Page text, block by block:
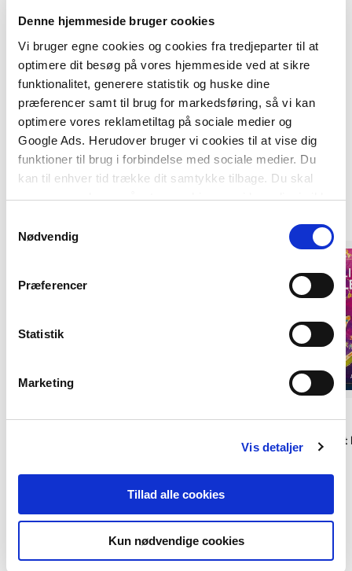
Denne hjemmeside bruger cookies
Vi bruger egne cookies og cookies fra tredjeparter til at
optimere dit besøg på vores hjemmeside ved at sikre
funktionalitet, generere statistik og huske dine
præferencer samt til brug for markedsføring, så vi kan
optimere vores reklametiltag på sociale medier og
Google Ads. Herudover bruger vi cookies til at vise dig
funktioner til brug i forbindelse med sociale medier. Du
kan til enhver tid trække dit samtykke tilbage. Du skal
være opmærksom på, at vores hjemmeside muligvis ikke
tilbagetrækker et samtykke.
Nødvendig
Præferencer
Statistik
Marketing
Vis detaljer
Tillad alle cookies
Kun nødvendige cookies
Af samme forfatter
Egentlig altid mest